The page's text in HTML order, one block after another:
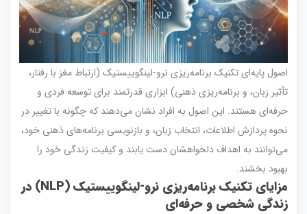
اصول پایه‌ای تکنیک برنامه‌ریزی نرو-لینگوییستیک (ارتباط مغز با رفتار،
تأثیر زبان، و برنامه‌ریزی ذهنی) ابزاری قدرتمند برای توسعه فردی و
حرفه‌ای هستند. این اصول به افراد نشان می‌دهند که چگونه با تغییر در
نحوه پردازش اطلاعات، انتخاب زبان، و بازنویسی برنامه‌های ذهنی خود،
می‌توانند به اهداف دلخواهشان دست یابند و کیفیت زندگی خود را
بهبود بخشند.
مزایای تکنیک برنامه‌ریزی نرو-لینگوییستیک (NLP) در
زندگی شخصی و حرفه‌ای